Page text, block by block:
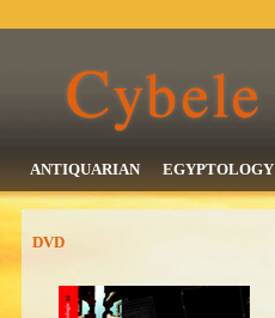
ANTIQUARIAN EGYPTOLOGY
DVD